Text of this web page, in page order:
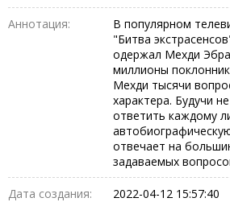
Аннотация:
В популярном
"Битва
одержал Мехди
миллионы
Мехди тысячи
характера. Будучи
ответить каждому
отвечает на
задаваемых
Дата создания: 2022-04-12 15:57:40